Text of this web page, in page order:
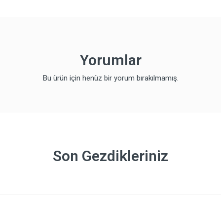
Yorumlar
Bu ürün için henüz bir yorum bırakılmamış.
Son Gezdikleriniz